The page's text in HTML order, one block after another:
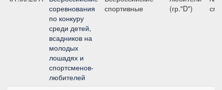
соревнования
по конкуру
среди детей,
всадников на
молодых
лошадях и
спортсменов-
любителей
спортивные
(гр."D")
см